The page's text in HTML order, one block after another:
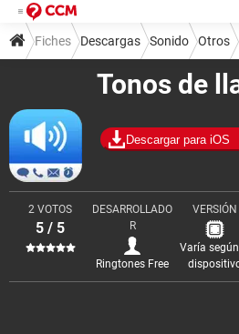
Tonos de
Descargar para iOS
2 VOTOS
5 / 5
DESARROLLADO
R
Ringtones Free
VERSIÓN
Varía según
Fiches Descargas Sonido Otros